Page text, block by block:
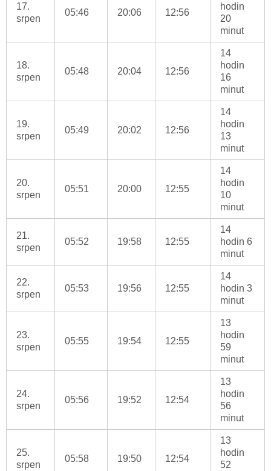
17.
srpen
05:46 20:06 12:56
hodin
20
minut
18.
srpen
05:48 20:04 12:56
14
hodin
16
minut
19.
srpen
05:49 20:02 12:56
14
hodin
13
minut
20.
srpen
05:51 20:00 12:55
14
hodin
10
minut
21.
srpen
05:52 19:58 12:55
14
hodin 6
minut
22.
srpen
05:53 19:56 12:55
14
hodin 3
minut
23.
srpen
05:55 19:54 12:55
13
hodin
59
minut
24.
srpen
05:56 19:52 12:54
13
hodin
56
minut
25.
srpen
05:58 19:50 12:54
13
hodin
52